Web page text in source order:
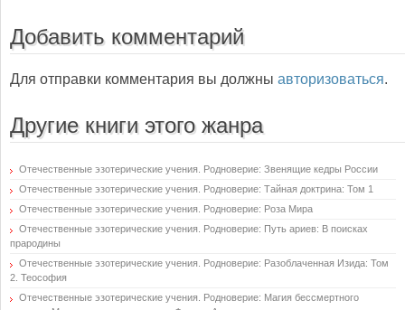
Добавить комментарий
Для отправки комментария вы должны авторизоваться.
Другие книги этого жанра
Отечественные эзотерические учения. Родноверие: Звенящие кедры России
Отечественные эзотерические учения. Родноверие: Тайная доктрина: Том 1
Отечественные эзотерические учения. Родноверие: Роза Мира
Отечественные эзотерические учения. Родноверие: Путь ариев: В поисках
прародины
Отечественные эзотерические учения. Родноверие: Разоблаченная Изида: Том
2. Теософия
Отечественные эзотерические учения. Родноверие: Магия бессмертного